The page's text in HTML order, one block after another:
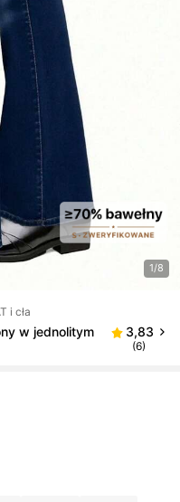
1/8
i cła
w jednolitym
3,83
(6)